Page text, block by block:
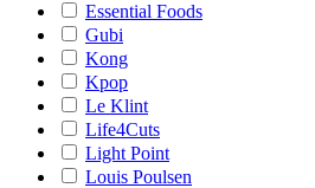
Essential Foods
Gubi
Kong
Kpop
Le Klint
Life4Cuts
Light Point
Louis Poulsen